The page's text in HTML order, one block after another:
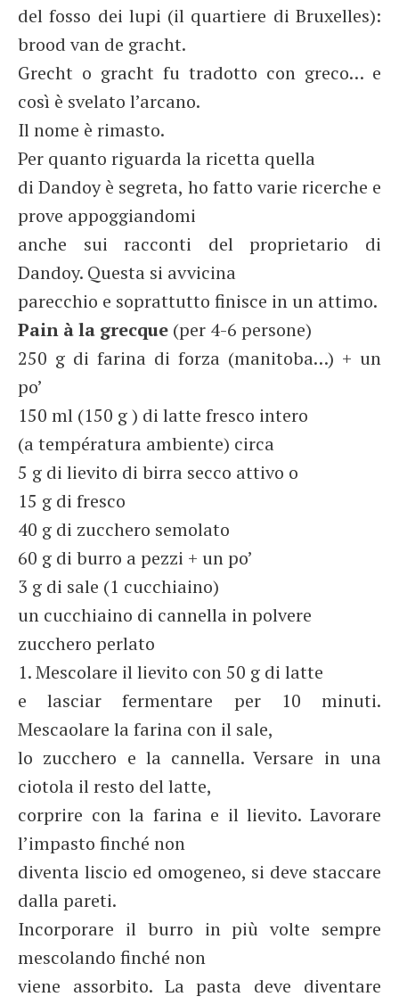
del fosso dei lupi (il quartiere di Bruxelles):
brood van de gracht.
Grecht o gracht fu tradotto con greco… e
così è svelato l’arcano.
Il nome è rimasto.
Per quanto riguarda la ricetta quella
di Dandoy è segreta, ho fatto varie ricerche e
prove appoggiandomi
anche sui racconti del proprietario di
Dandoy. Questa si avvicina
parecchio e soprattutto finisce in un attimo.
Pain à la grecque (per 4-6 persone)
250 g di farina di forza (manitoba…) + un
po’
150 ml (150 g ) di latte fresco intero
(a températura ambiente) circa
5 g di lievito di birra secco attivo o
15 g di fresco
40 g di zucchero semolato
60 g di burro a pezzi + un po’
3 g di sale (1 cucchiaino)
un cucchiaino di cannella in polvere
zucchero perlato
1. Mescolare il lievito con 50 g di latte
e lasciar fermentare per 10 minuti.
Mescaolare la farina con il sale,
lo zucchero e la cannella. Versare in una
ciotola il resto del latte,
corprire con la farina e il lievito. Lavorare
l’impasto finché non
diventa liscio ed omogeneo, si deve staccare
dalla pareti.
Incorporare il burro in più volte sempre
mescolando finché non
viene assorbito. La pasta deve diventare